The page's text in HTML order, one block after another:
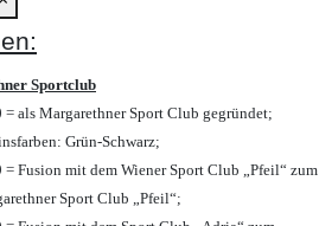
Sportclub
= als Margarethner Sport Club gegründet;
Grün-Schwarz;
= Fusion mit dem Wiener Sport Club „Pfeil“ zum
Sport Club „Pfeil“;